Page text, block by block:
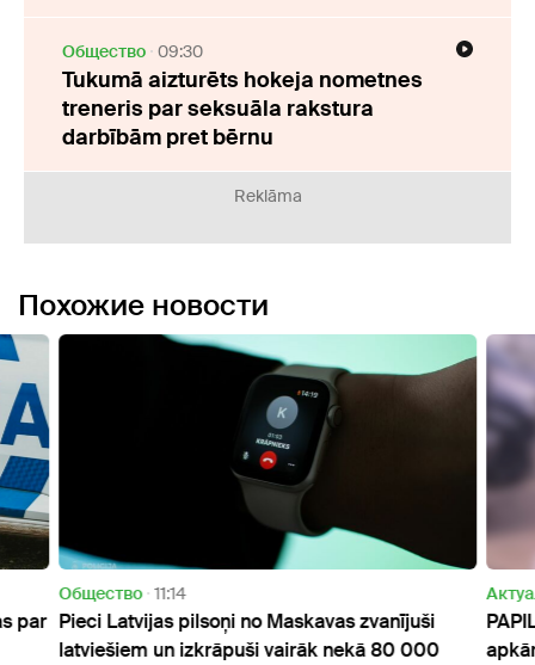
Oбщество 09:30
Tukumā aizturēts hokeja nometnes
treneris par seksuāla rakstura
darbībām pret bērnu
Reklāma
Похожие новости
par
Oбщество 11:14
Pieci Latvijas pilsoņi no Maskavas zvanījuši
latviešiem un izkrāpuši vairāk nekā 80 000